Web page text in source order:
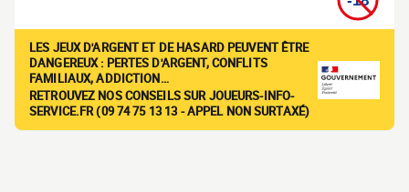
LES JEUX D'ARGENT ET DE HASARD PEUVENT ÊTRE
DANGEREUX : PERTES D'ARGENT, CONFLITS
FAMILIAUX, ADDICTION…
RETROUVEZ NOS CONSEILS SUR JOUEURS-INFO-
SERVICE.FR (09 74 75 13 13 - APPEL NON SURTAXÉ)